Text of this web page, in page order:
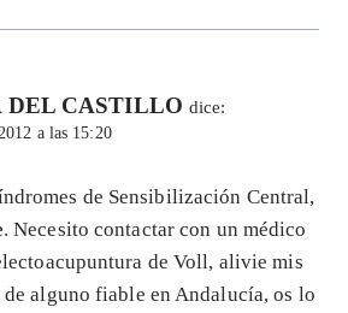
DEL CASTILLO dice:
a las 15:20
de Sensibilización Central,
. Necesito contactar con un médico
de Voll, alivie mis
de alguno fiable en Andalucía, os lo